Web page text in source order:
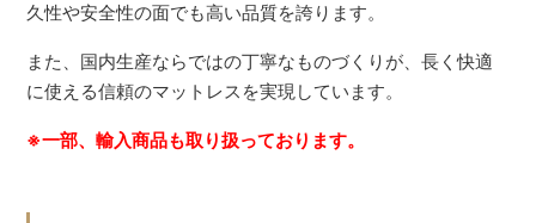
久性や安全性の面でも高い品質を誇ります。
また、国内生産ならではの丁寧なものづくりが、長く快適
に使える信頼のマットレスを実現しています。
※一部、輸入商品も取り扱っております。